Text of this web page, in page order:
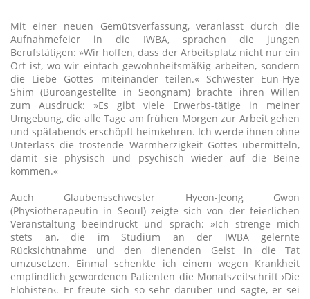
Mit einer neuen Gemütsverfassung, veranlasst durch die
Aufnahmefeier in die IWBA, sprachen die jungen
Berufstätigen: »Wir hoffen, dass der Arbeitsplatz nicht nur ein
Ort ist, wo wir einfach gewohnheitsmäßig arbeiten, sondern
die Liebe Gottes miteinander teilen.« Schwester Eun-Hye
Shim (Büroangestellte in Seongnam) brachte ihren Willen
zum Ausdruck: »Es gibt viele Erwerbs-tätige in meiner
Umgebung, die alle Tage am frühen Morgen zur Arbeit gehen
und spätabends erschöpft heimkehren. Ich werde ihnen ohne
Unterlass die tröstende Warmherzigkeit Gottes übermitteln,
damit sie physisch und psychisch wieder auf die Beine
kommen.«
Auch Glaubensschwester Hyeon-Jeong Gwon
(Physiotherapeutin in Seoul) zeigte sich von der feierlichen
Veranstaltung beeindruckt und sprach: »Ich strenge mich
stets an, die im Studium an der IWBA gelernte
Rücksichtnahme und den dienenden Geist in die Tat
umzusetzen. Einmal schenkte ich einem wegen Krankheit
empfindlich gewordenen Patienten die Monatszeitschrift ›Die
Elohisten‹. Er freute sich so sehr darüber und sagte, er sei